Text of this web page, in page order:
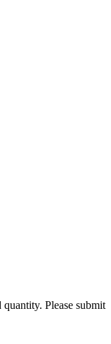
Please submit